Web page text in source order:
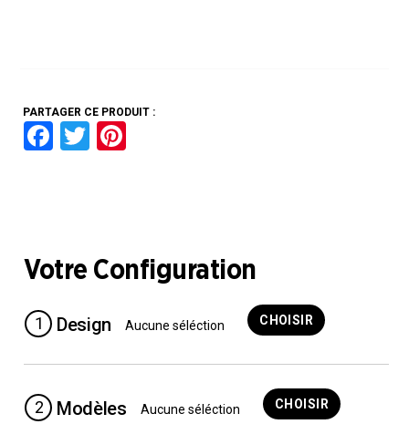
PARTAGER CE PRODUIT :
F
o
o
k
T
Votre Configuration
1 Design Aucune séléction CHOISIR
2 Modèles Aucune séléction CHOISIR